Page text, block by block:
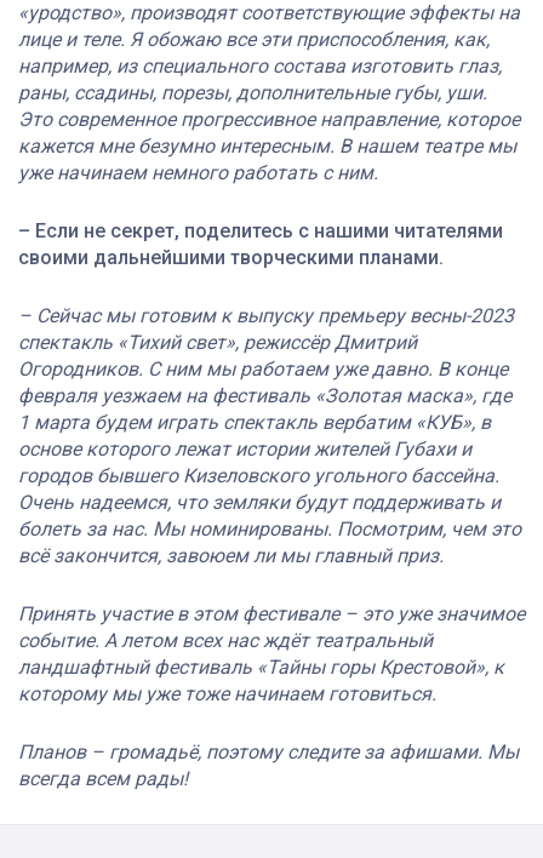
«уродство», производят соответствующие эффекты на
лице и теле. Я обожаю все эти приспособления, как,
например, из специального состава изготовить глаз,
раны, ссадины, порезы, дополнительные губы, уши.
Это современное прогрессивное направление, которое
кажется мне безумно интересным. В нашем театре мы
уже начинаем немного работать с ним.
– Если не секрет, поделитесь с нашими читателями
своими дальнейшими творческими планами.
– Сейчас мы готовим к выпуску премьеру весны-2023
спектакль «Тихий свет», режиссёр Дмитрий
Огородников. С ним мы работаем уже давно. В конце
февраля уезжаем на фестиваль «Золотая маска», где
1 марта будем играть спектакль вербатим «КУБ», в
основе которого лежат истории жителей Губахи и
городов бывшего Кизеловского угольного бассейна.
Очень надеемся, что земляки будут поддерживать и
болеть за нас. Мы номинированы. Посмотрим, чем это
всё закончится, завоюем ли мы главный приз.
Принять участие в этом фестивале – это уже значимое
событие. А летом всех нас ждёт театральный
ландшафтный фестиваль «Тайны горы Крестовой», к
которому мы уже тоже начинаем готовиться.
Планов – громадьё, поэтому следите за афишами. Мы
всегда всем рады!